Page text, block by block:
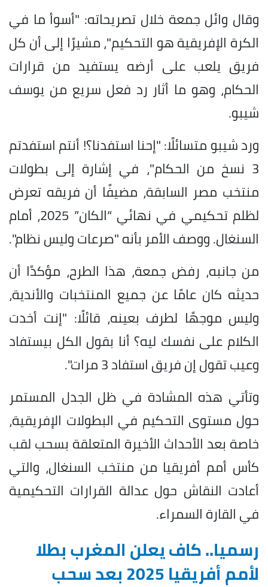
وقال وائل جمعة خلال تصريحاته: "أسوأ ما في
الكرة الإفريقية هو التحكيم"، مشيرًا إلى أن كل
فريق يلعب على أرضه يستفيد من قرارات
الحكام، وهو ما أثار رد فعل سريع من يوسف
شيبو.
ورد شيبو متسائلًا: "إحنا استفدنا؟! أنتم استفدتم
3 نسخ من الحكام"، في إشارة إلى بطولات
منتخب مصر السابقة، مضيفًا أن فريقه تعرض
لظلم تحكيمي في نهائي “الكان” 2025، أمام
السنغال. ووصف الأمر بأنه "صرعات وليس نظام".
من جانبه، رفض جمعة، هذا الطرح، مؤكدًا أن
حديثه كان عامًا عن جميع المنتخبات والأندية،
وليس موجهًا لطرف بعينه، قائلًا: "إنت أخدت
الكلام على نفسك ليه؟ أنا بقول الكل بيستفاد
وعيب تقول إن فريق استفاد 3 مرات".
وتأتي هذه المشادة في ظل الجدل المستمر
حول مستوى التحكيم في البطولات الإفريقية،
خاصة بعد الأحداث الأخيرة المتعلقة بسحب لقب
كأس أمم أفريقيا من منتخب السنغال، والتي
أعادت النقاش حول عدالة القرارات التحكيمية
في القارة السمراء.
رسميا.. كاف يعلن المغرب بطلا
لأمم أفريقيا 2025 بعد سحب